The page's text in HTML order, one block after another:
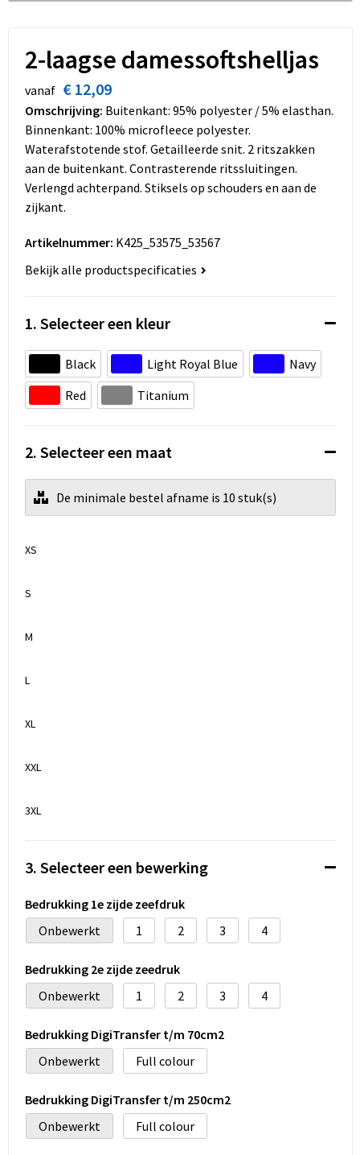
Kledingaccessoires
Schorten en Sloven
Gilets
Restauranttextiel
Hoofdbescherming
Gehoorbescherming
Gereedschap
Snoepgoed
Spellen voor binnen en buiten
Sport
Veiligheid, Auto en Fiets
Vrije tijd en Strand
Promotietassen
Boodschappentassen
Reistassen
Schoudertassen
Toilettassen
Koffers en Trolleys
Schoenentassen
Koeltassen en Koelboxen
Accessoires voor tassen
Heuptassen
Documententassen
Autotassen
Matrozentassen
Kledingtassen
Rugzakken
2-laagse damessoftshelljas
vanaf € 12,09
Omschrijving: Buitenkant: 95% polyester / 5% elasthan.
Binnenkant: 100% microfleece polyester.
Waterafstotende stof. Getailleerde snit. 2 ritszakken
aan de buitenkant. Contrasterende ritssluitingen.
Verlengd achterpand. Stiksels op schouders en aan de
zijkant.
Artikelnummer: K425_53575_53567
Bekijk alle productspecificaties
1. Selecteer een kleur
Black Light Royal Blue
Navy
Red
Titanium
2. Selecteer een maat
De minimale bestel afname is 10 stuk(s)
XS
S
M
L
XL
XXL
3XL
3. Selecteer een bewerking
Bedrukking 1e zijde zeefdruk
Onbewerkt
1 2 3 4
Bedrukking 2e zijde zeedruk
Onbewerkt
1 2 3 4
Bedrukking DigiTransfer t/m 70cm2
Onbewerkt
Full colour
Bedrukking DigiTransfer t/m 250cm2
Onbewerkt
Full colour